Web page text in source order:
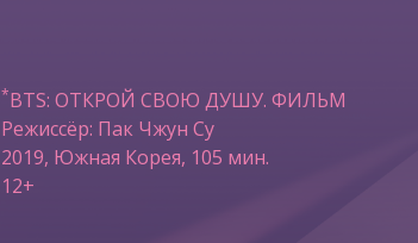
*BTS: ОТКРОЙ СВОЮ ДУШУ. ФИЛЬМ
Режиссёр: Пак Чжун Су
2019, Южная Корея, 105 мин.
12+